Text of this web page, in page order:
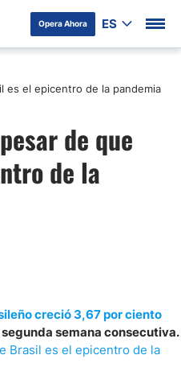
Opera Ahora ES
es el epicentro de la pandemia
de que
de la
creció 3,67 por ciento
semana consecutiva.